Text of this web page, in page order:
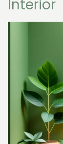
Interior